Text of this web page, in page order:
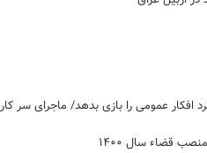
افکار عمومی را بازی بدهد/ ماجرای سر کار
قضاء سال ۱۴۰۰